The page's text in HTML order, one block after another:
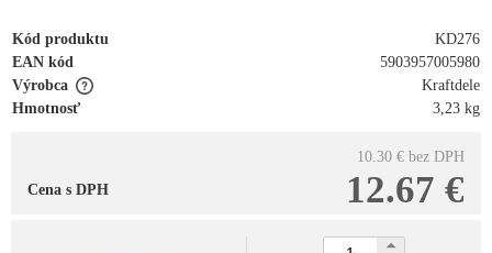
Kód produktu
KD276
EAN kód
5903957005980
Výrobca
Kraftdele
Hmotnosť
3,23 kg
10.30 € bez DPH
12.67 €
Cena s DPH